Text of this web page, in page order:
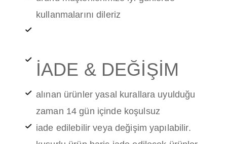
kullanmalarını dileriz
İADE & DEĞİŞİM
alınan ürünler yasal kurallara uyulduğu
zaman 14 gün içinde koşulsuz
iade edilebilir veya değişim yapılabilir.